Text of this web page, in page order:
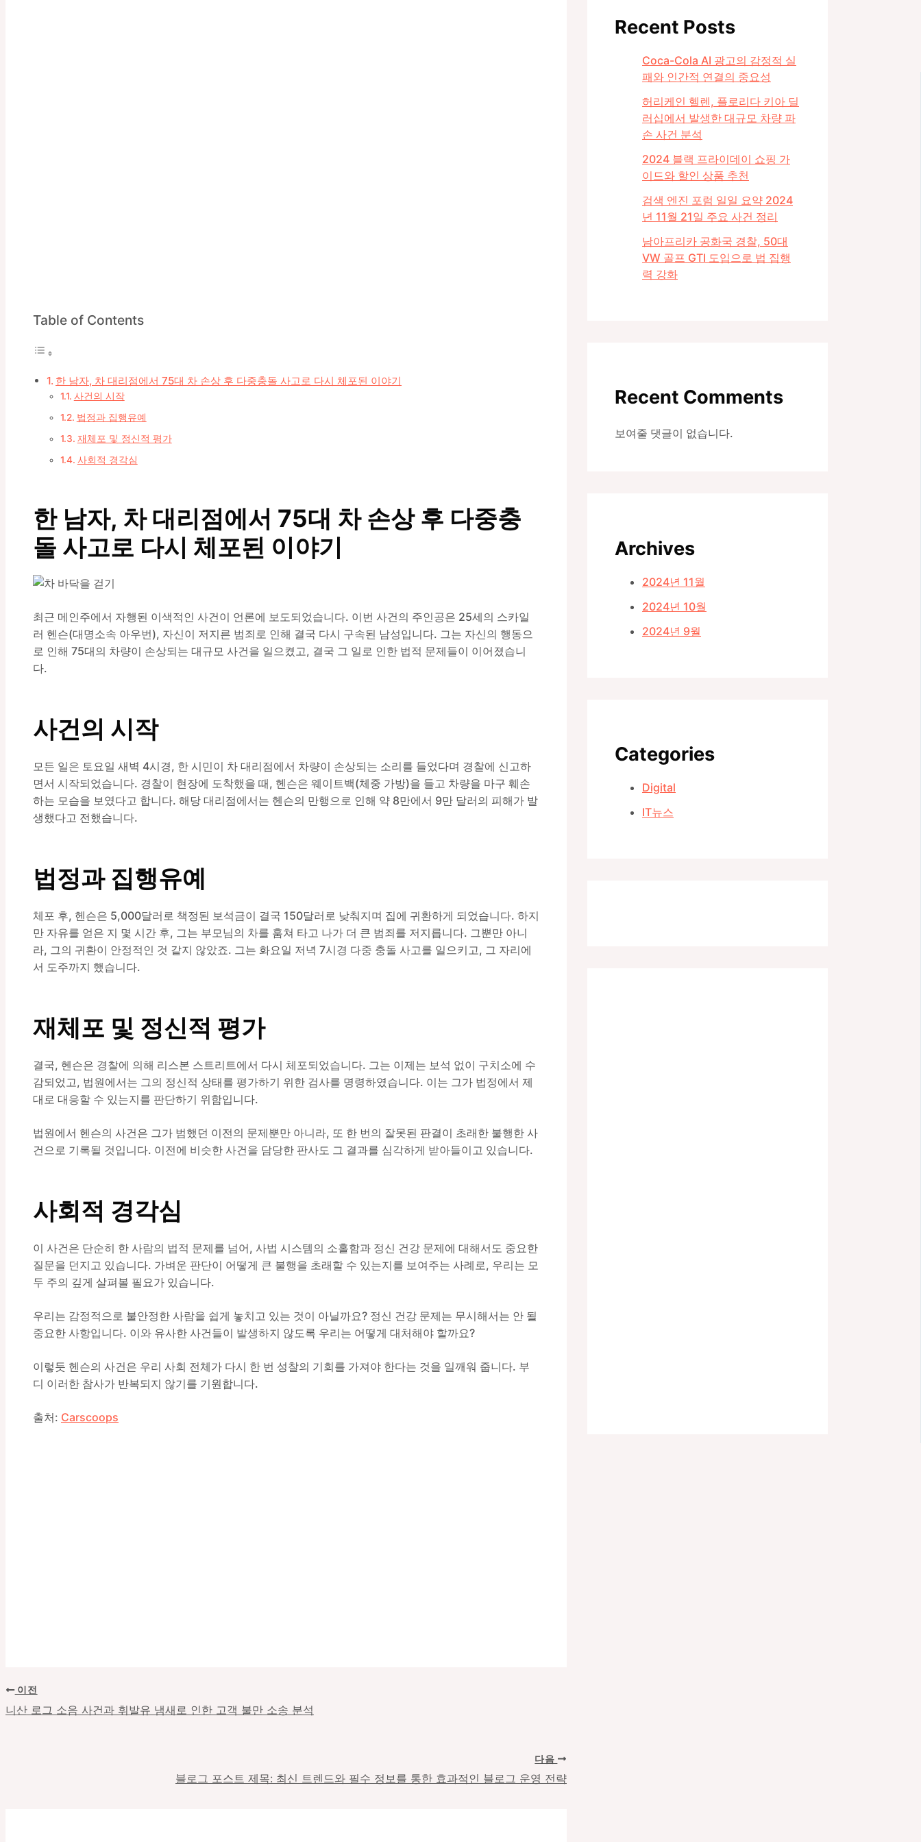
Table of Contents
한 남자, 차 대리점에서 75대 차 손상 후 다중충돌 사고로 다시 체포된 이야기
사건의 시작
법정과 집행유예
재체포 및 정신적 평가
사회적 경각심
한 남자, 차 대리점에서 75대 차 손상 후 다중충
돌 사고로 다시 체포된 이야기
최근 메인주에서 자행된 이색적인 사건이 언론에 보도되었습니다. 이번 사건의 주인공은 25세의 스카일
러 헨슨(대명소속 아우번), 자신이 저지른 범죄로 인해 결국 다시 구속된 남성입니다. 그는 자신의 행동으
로 인해 75대의 차량이 손상되는 대규모 사건을 일으켰고, 결국 그 일로 인한 법적 문제들이 이어졌습니
다.
사건의 시작
모든 일은 토요일 새벽 4시경, 한 시민이 차 대리점에서 차량이 손상되는 소리를 들었다며 경찰에 신고하
면서 시작되었습니다. 경찰이 현장에 도착했을 때, 헨슨은 웨이트백(체중 가방)을 들고 차량을 마구 훼손
하는 모습을 보였다고 합니다. 해당 대리점에서는 헨슨의 만행으로 인해 약 8만에서 9만 달러의 피해가 발
생했다고 전했습니다.
법정과 집행유예
체포 후, 헨슨은 5,000달러로 책정된 보석금이 결국 150달러로 낮춰지며 집에 귀환하게 되었습니다. 하지
만 자유를 얻은 지 몇 시간 후, 그는 부모님의 차를 훔쳐 타고 나가 더 큰 범죄를 저지릅니다. 그뿐만 아니
라, 그의 귀환이 안정적인 것 같지 않았죠. 그는 화요일 저녁 7시경 다중 충돌 사고를 일으키고, 그 자리에
서 도주까지 했습니다.
재체포 및 정신적 평가
결국, 헨슨은 경찰에 의해 리스본 스트리트에서 다시 체포되었습니다. 그는 이제는 보석 없이 구치소에 수
감되었고, 법원에서는 그의 정신적 상태를 평가하기 위한 검사를 명령하였습니다. 이는 그가 법정에서 제
대로 대응할 수 있는지를 판단하기 위함입니다.
법원에서 헨슨의 사건은 그가 범했던 이전의 문제뿐만 아니라, 또 한 번의 잘못된 판결이 초래한 불행한 사
건으로 기록될 것입니다. 이전에 비슷한 사건을 담당한 판사도 그 결과를 심각하게 받아들이고 있습니다.
사회적 경각심
이 사건은 단순히 한 사람의 법적 문제를 넘어, 사법 시스템의 소홀함과 정신 건강 문제에 대해서도 중요한
질문을 던지고 있습니다. 가벼운 판단이 어떻게 큰 불행을 초래할 수 있는지를 보여주는 사례로, 우리는 모
두 주의 깊게 살펴볼 필요가 있습니다.
우리는 감정적으로 불안정한 사람을 쉽게 놓치고 있는 것이 아닐까요? 정신 건강 문제는 무시해서는 안 될
중요한 사항입니다. 이와 유사한 사건들이 발생하지 않도록 우리는 어떻게 대처해야 할까요?
이렇듯 헨슨의 사건은 우리 사회 전체가 다시 한 번 성찰의 기회를 가져야 한다는 것을 일깨워 줍니다. 부
디 이러한 참사가 반복되지 않기를 기원합니다.
출처: Carscoops
포
스
이전
니산 로그 소음 사건과 휘발유 냄새로 인한 고객 불만 소송 분석
다음
블로그 포스트 제목: 최신 트렌드와 필수 정보를 통한 효과적인 블로그 운영 전략
Recent Posts
Coca-Cola AI 광고의 감정적 실
패와 인간적 연결의 중요성
허리케인 헬렌, 플로리다 키아 딜
러십에서 발생한 대규모 차량 파
손 사건 분석
2024 블랙 프라이데이 쇼핑 가
이드와 할인 상품 추천
검색 엔진 포럼 일일 요약 2024
년 11월 21일 주요 사건 정리
남아프리카 공화국 경찰, 50대
VW 골프 GTI 도입으로 법 집행
력 강화
Recent Comments
보여줄 댓글이 없습니다.
Archives
2024년 11월
2024년 10월
2024년 9월
Categories
Digital
IT뉴스